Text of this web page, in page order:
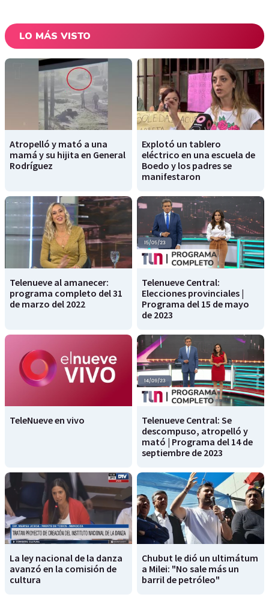
LO MÁS VISTO
Atropelló y mató a una
mamá y su hijita en General
Rodríguez
Explotó un tablero
eléctrico en una escuela de
Boedo y los padres se
manifestaron
Telenueve al amanecer:
programa completo del 31
de marzo del 2022
Telenueve Central:
Elecciones provinciales |
Programa del 15 de mayo
de 2023
TeleNueve en vivo
Telenueve Central: Se
descompuso, atropelló y
mató | Programa del 14 de
septiembre de 2023
La ley nacional de la danza
avanzó en la comisión de
cultura
Chubut le dió un ultimátum
a Milei: "No sale más un
barril de petróleo"